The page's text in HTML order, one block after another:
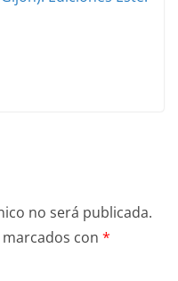
no será publicada.
con *